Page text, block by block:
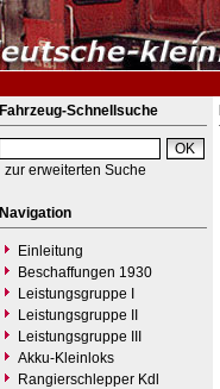
Fahrzeug-Schnellsuche
zur erweiterten Suche
Navigation
Einleitung
Beschaffungen 1930
Leistungsgruppe I
Leistungsgruppe II
Leistungsgruppe III
Akku-Kleinloks
Rangierschlepper Kdl